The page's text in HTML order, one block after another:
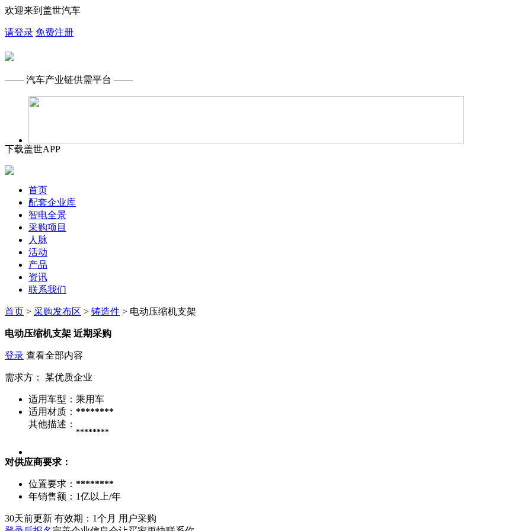
欢迎来到盖世汽车
请登录 免费注册
—— 汽车产业链供需平台 ——
下载盖世APP
首页
配套企业库
智电全景
采购项目
人脉
活动
产品
资讯
联系我们
首页 > 采购发布区 > 铸造件 > 电动压缩机支架
电动压缩机支架 近期采购
登录 查看全部内容
需求方： 某优质企业
适用车型： 乘用车
适用材质： ********
其他描述：
********
对供应商要求：
位置要求： ********
年销售额： 1亿以上/年
30天前更新 有效期：1个月 用户采购